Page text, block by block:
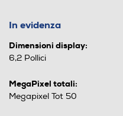
In evidenza
Dimensioni display:
6,2 Pollici
MegaPixel totali:
Megapixel Tot 50